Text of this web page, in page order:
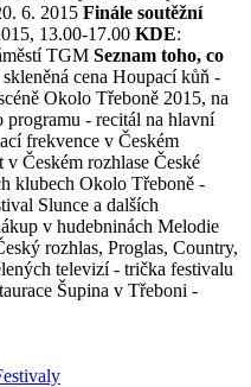
6. 2015 Finále soutěžní
13.00-17.00 KDE:
TGM Seznam toho, co
skleněná cena Houpací kůň -
Okolo Třeboně 2015, na
programu - recitál na hlavní
frekvence v Českém
Českém rozhlase České
klubech Okolo Třeboně -
Slunce a dalších
v hudebninách Melodie
rozhlas, Proglas, Country,
televizí - trička festivalu
Šupina v Třeboni -